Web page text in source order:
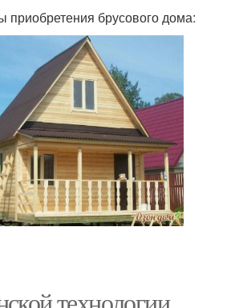
приобретения брусового дома: